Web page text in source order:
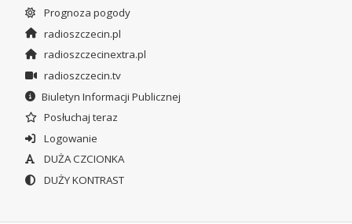
Prognoza pogody
radioszczecin.pl
radioszczecinextra.pl
radioszczecin.tv
Biuletyn Informacji Publicznej
Posłuchaj teraz
Logowanie
DUŻA CZCIONKA
DUŻY KONTRAST